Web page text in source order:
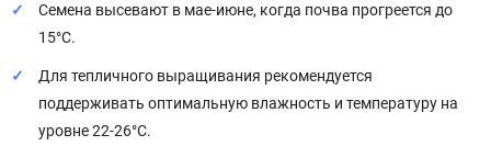
Семена высевают в мае-июне, когда почва прогреется до
15°C.
Для тепличного выращивания рекомендуется
поддерживать оптимальную влажность и температуру на
уровне 22-26°C.